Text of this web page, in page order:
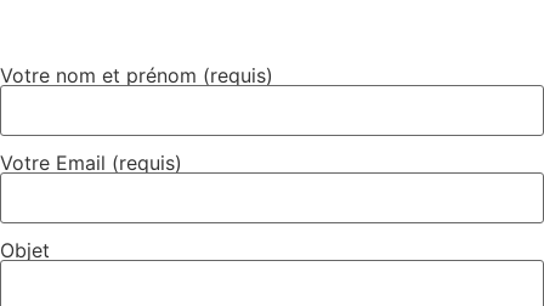
Votre nom et prénom (requis)
Votre Email (requis)
Objet